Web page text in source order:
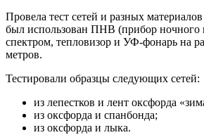
Провела тест сетей и разных
был использован ПНВ (прибор
спектром, тепловизор и УФ-фонарь на
метров.
Тестировали образцы следующих сетей:
из лепестков и лент оксфорда
из оксфорда и спанбонда;
из оксфорда и лыка.